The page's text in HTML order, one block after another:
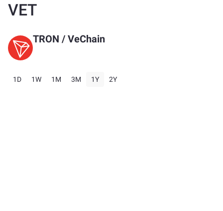
VET
TRON / VeChain
1D 1W 1M 3M 1Y 2Y